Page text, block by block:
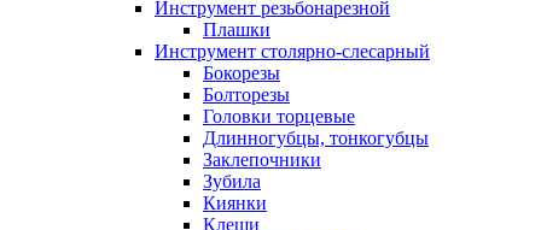
Инструмент резьбонарезной
Плашки
Инструмент столярно-слесарный
Бокорезы
Болторезы
Головки торцевые
Длинногубцы, тонкогубцы
Заклепочники
Зубила
Киянки
Клещи